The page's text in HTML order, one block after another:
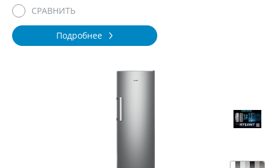
Подробнее
СРАВНИТЬ